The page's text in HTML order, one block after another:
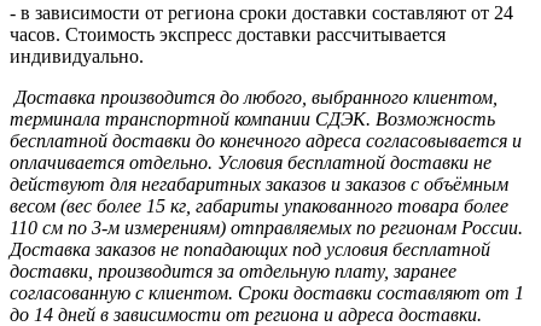
- в зависимости от региона сроки доставки составляют от 24
часов. Стоимость экспресс доставки рассчитывается
индивидуально.
Доставка производится до любого, выбранного клиентом,
терминала транспортной компании СДЭК. Возможность
бесплатной доставки до конечного адреса согласовывается и
оплачивается отдельно. Условия бесплатной доставки не
действуют для негабаритных заказов и заказов с объёмным
весом (вес более 15 кг, габариты упакованного товара более
110 см по 3-м измерениям) отправляемых по регионам России.
Доставка заказов не попадающих под условия бесплатной
доставки, производится за отдельную плату, заранее
согласованную с клиентом. Сроки доставки составляют от 1
до 14 дней в зависимости от региона и адреса доставки.